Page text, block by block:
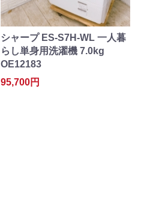
シャープ ES-S7H-WL 一人暮
らし単身用洗濯機 7.0kg
OE12183
95,700円